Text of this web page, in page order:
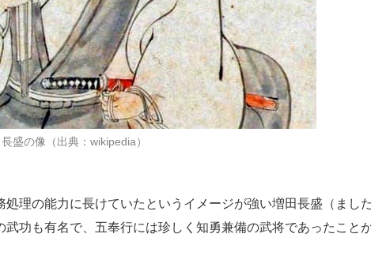
盛の像（出典：wikipedia）
理の能力に長けていたというイメージが強い増田長盛（ました
功も有名で、五奉行には珍しく知勇兼備の武将であったこと